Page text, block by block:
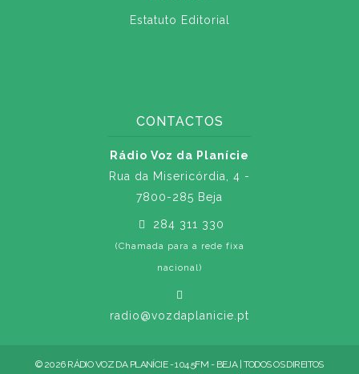
Estatuto Editorial
CONTACTOS
Rádio Voz da Planície
Rua da Misericórdia, 4 -
7800-285 Beja
284 311 330
(Chamada para a rede fixa
nacional)
radio@vozdaplanicie.pt
© 2026 RÁDIO VOZ DA PLANÍCIE - 104.5FM - BEJA | TODOS OS DIREITOS